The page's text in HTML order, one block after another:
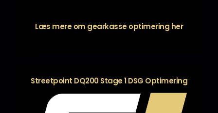
Læs mere om gearkasse optimering her
Streetpoint DQ200 Stage 1 DSG Optimering